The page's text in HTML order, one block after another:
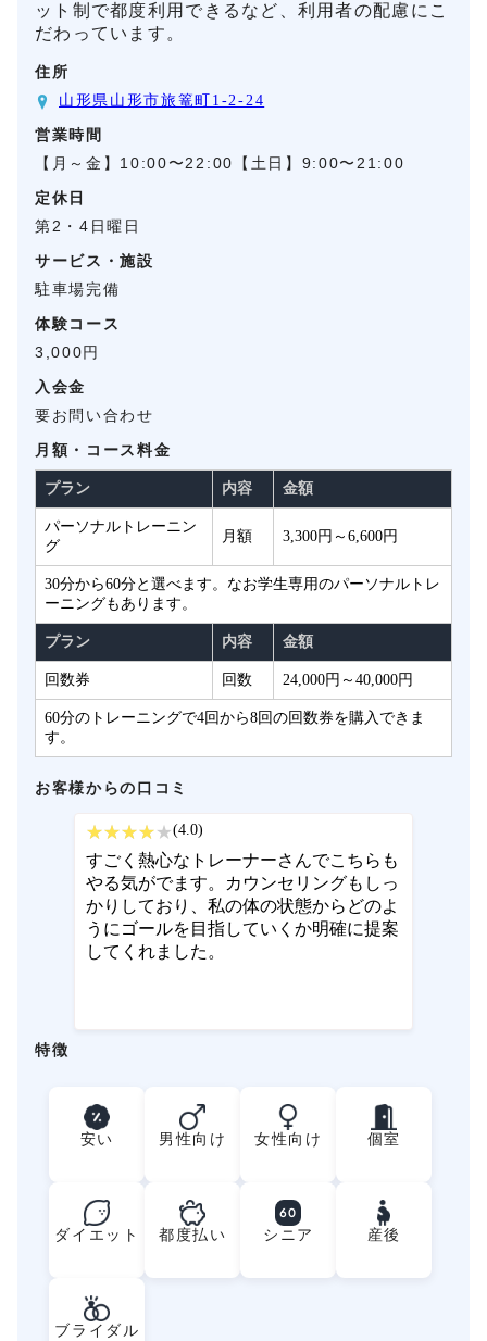
ット制で都度利用できるなど、利用者の配慮にこ
だわっています。
住所
山形県山形市旅篭町1-2-24
営業時間
【月～金】10:00〜22:00【土日】9:00〜21:00
定休日
第2・4日曜日
サービス・施設
駐車場完備
体験コース
3,000円
入会金
要お問い合わせ
月額・コース料金
プラン 内容 金額
パーソナルトレーニン
グ
月額 3,300円～6,600円
30分から60分と選べます。なお学生専用のパーソナルトレ
ーニングもあります。
プラン 内容 金額
回数券 回数 24,000円～40,000円
60分のトレーニングで4回から8回の回数券を購入できま
す。
お客様からの口コミ
(4.0)
すごく熱心なトレーナーさんでこちらも
やる気がでます。カウンセリングもしっ
かりしており、私の体の状態からどのよ
うにゴールを目指していくか明確に提案
してくれました。
特徴
安い 男性向け 女性向け 個室
ダイエット 都度払い
60
シニア
産後
ブライダル